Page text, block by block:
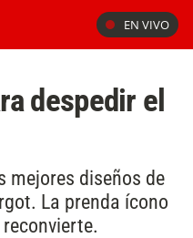
EN VIVO
despedir el
mejores diseños de
La prenda ícono